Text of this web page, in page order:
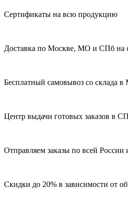
Сертификаты на всю продукцию
Доставка по Москве, МО и СПб на
Бесплатный самовывоз со склада
Центр выдачи готовых заказов в
Отправляем заказы по всей
Скидки до 20% в зависимости от